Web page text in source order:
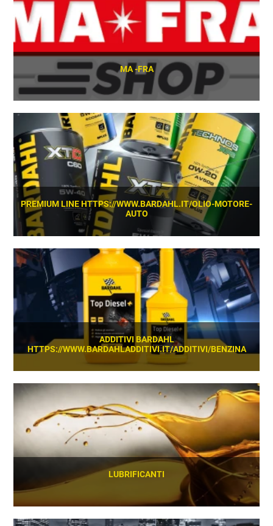
MA -FRA
SCOPRI
PREMIUM LINE HTTPS://WWW.BARDAHL.IT/OLIO-MOTORE-
AUTO
SCOPRI
ADDITIVI BARDAHL
HTTPS://WWW.BARDAHLADDITIVI.IT/ADDITIVI/BENZINA
SCOPRI
LUBRIFICANTI
SCOPRI